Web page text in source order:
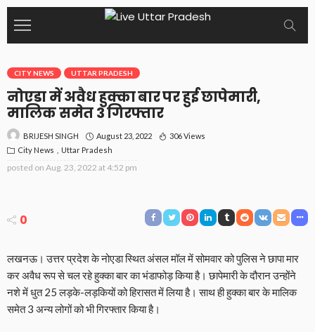
CITY NEWS UTTAR PRADESH
नोएडा में अवैध हुक्का बार पर हुई छापेमारी,
मालिक समेत 3 गिरफ्तार
BRIJESH SINGH August 23, 2022
306 Views
City News
Uttar Pradesh
posted on Aug. 23, 2022 at 4:52 pm
0
लखनऊ। उत्तर प्रदेश के नोएडा स्थित अंसल मॉल में सोमवार को पुलिस ने छापा मार
कर अवैध रूप से चल रहे हुक्का बार का भंडाफोड़ किया है। छापेमारी के दौरान उन्होंने
नशे में धुत 25 लड़के-लड़कियों को हिरासत में लिया है। साथ ही हुक्का बार के मालिक
समेत 3 अन्य लोगों को भी गिरफ्तार किया है।